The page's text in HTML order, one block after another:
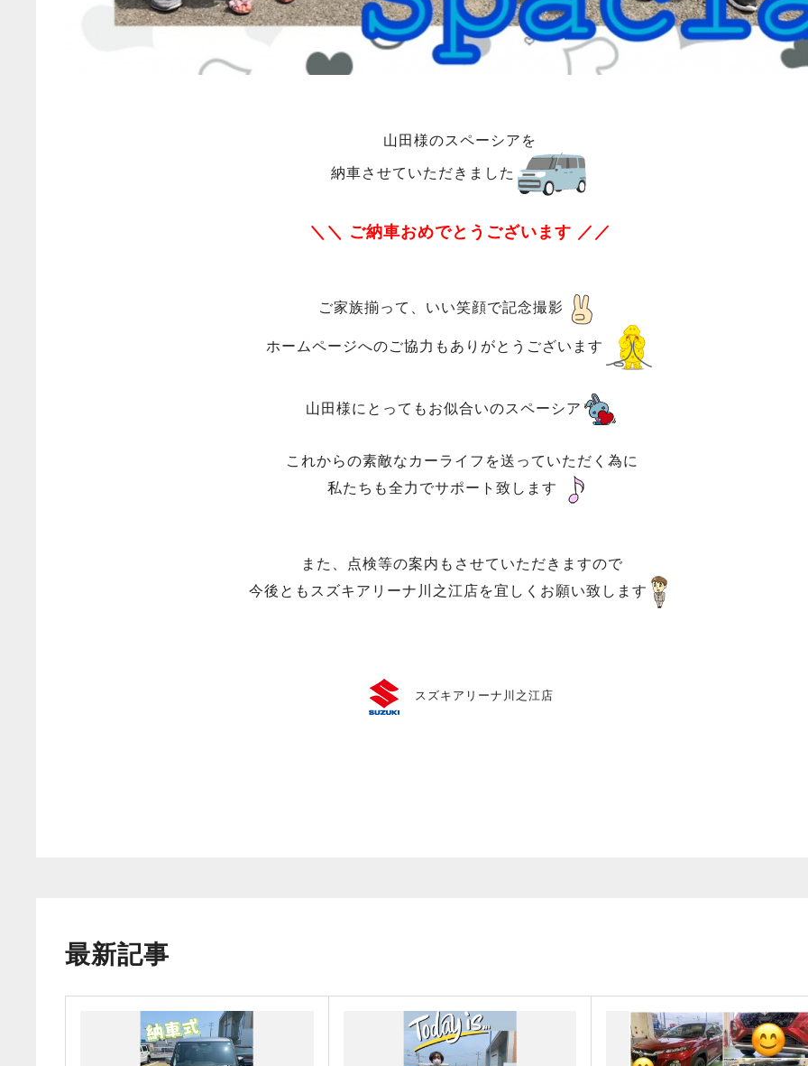
山田様のスペーシアを
納車させていただきました
＼＼ ご納車おめでとうございます ／／
ご家族揃って、いい笑顔で記念撮影
ホームページへのご協力もありがとうございます
山田様にとってもお似合いのスペーシア
これからの素敵なカーライフを送っていただく為に
私たちも全力でサポート致します
また、点検等の案内もさせていただきますので
今後ともスズキアリーナ川之江店を宜しくお願い致します
スズキアリーナ川之江店
最新記事